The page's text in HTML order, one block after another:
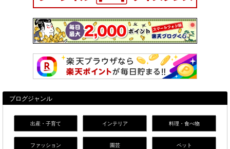
ブログジャンル
出産・子育て インテリア 料理・食べ物
ファッション 園芸 ペット